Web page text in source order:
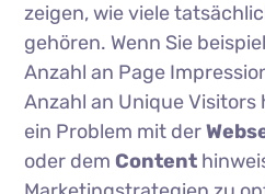
zeigen, wie viele
gehören. Wenn Sie
Anzahl an Page
Anzahl an Unique
ein Problem mit der
oder demContent